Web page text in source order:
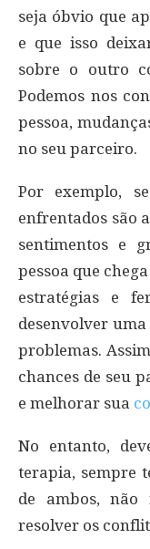
seja óbvio que
e que isso
sobre o outro
Podemos nos
pessoa,
no seu parceiro.
Por exemplo,
enfrentados são
sentimentos e
pessoa que
estratégias e
desenvolver
problemas.
chances de seu
e melhorar sua
No entanto,
terapia, sempre
de ambos, não
resolver os